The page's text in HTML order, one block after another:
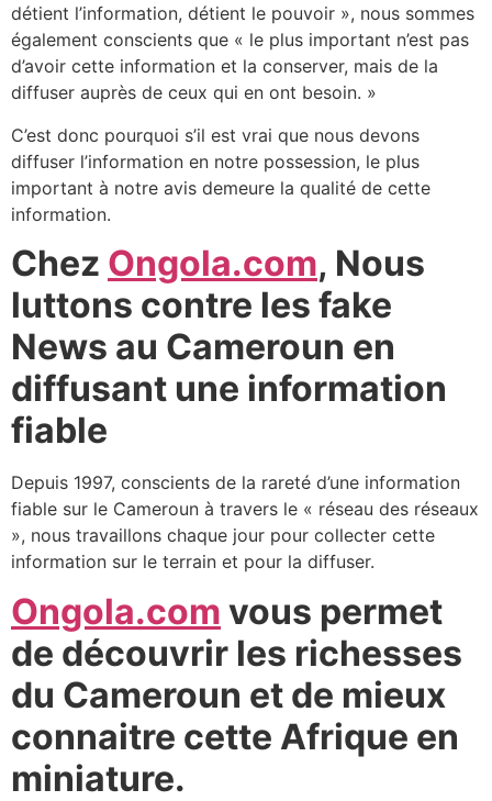
détient l’information, détient le pouvoir », nous sommes
également conscients que « le plus important n’est pas
d’avoir cette information et la conserver, mais de la
diffuser auprès de ceux qui en ont besoin. »
C’est donc pourquoi s’il est vrai que nous devons
diffuser l’information en notre possession, le plus
important à notre avis demeure la qualité de cette
information.
Chez Ongola.com, Nous
luttons contre les fake
News au Cameroun en
diffusant une information
fiable
Depuis 1997, conscients de la rareté d’une information
fiable sur le Cameroun à travers le « réseau des réseaux
», nous travaillons chaque jour pour collecter cette
information sur le terrain et pour la diffuser.
Ongola.com vous permet
de découvrir les richesses
du Cameroun et de mieux
connaitre cette Afrique en
miniature.